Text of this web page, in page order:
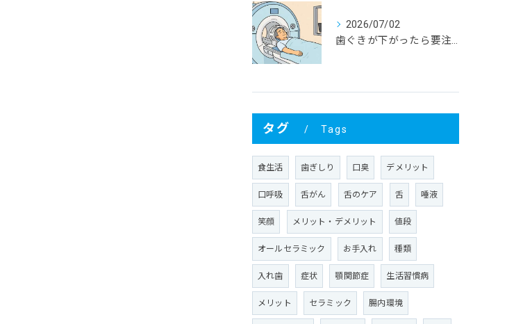
2026/07/02
歯ぐきが下がったら要注意！大人に多い根元むし歯
タグ Tags
食生活 歯ぎしり 口臭 デメリット
口呼吸 舌がん 舌のケア 舌 唾液
笑顔 メリット・デメリット 値段
オールセラミック お手入れ 種類
入れ歯 症状 顎関節症 生活習慣病
メリット セラミック 腸内環境